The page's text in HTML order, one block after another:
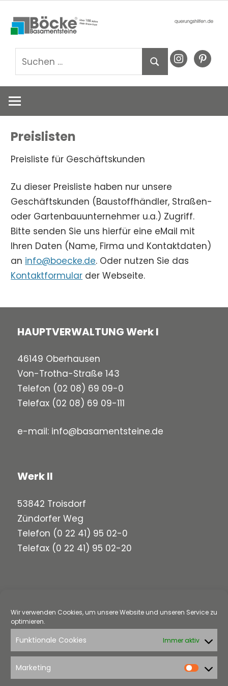
Wir verwenden Cookies, um unsere Website und unseren Service zu
optimieren.
Funktionale Cookies Immer aktiv
Marketing
Inhalt
springen
Basamentsteine
Böcke
GmbH
Suchen
instagram
Preislisten
Preisliste für Geschäftskunden
Zu dieser Preisliste haben nur unsere
Geschäftskunden (Baustoffhändler, Straßen-
oder Gartenbauunternehmer u.a.) Zugriff.
Bitte senden Sie uns hierfür eine eMail mit
Ihren Daten (Name, Firma und Kontaktdaten)
an info@boecke.de. Oder nutzen Sie das
Kontaktformular der Webseite.
HAUPTVERWALTUNG Werk I
46149 Oberhausen
Von-Trotha-Straße 143
Telefon (02 08) 69 09-0
Telefax (02 08) 69 09-111
e-mail: info@basamentsteine.de
Werk II
53842 Troisdorf
Zündorfer Weg
Telefon (0 22 41) 95 02-0
Telefax (0 22 41) 95 02-20
58313 Herdecke
Loerfeldstraße 5
Telefon(0 23 30) 97 91-0
Telefax (0 23 30) 97 91-22